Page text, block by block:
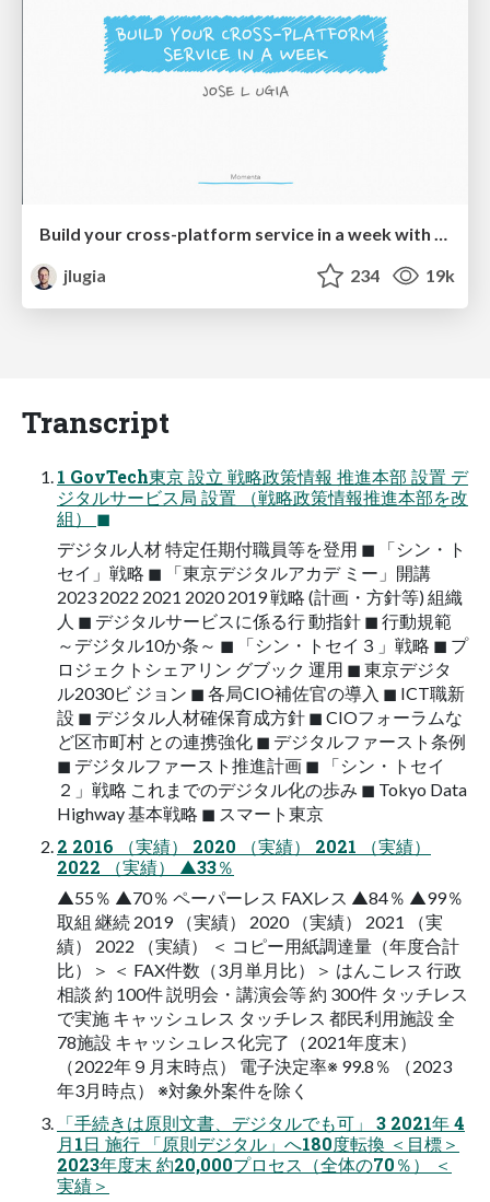
Build your cross-platform service in a week with App Engine
jlugia
234 19k
Transcript
1 GovTech東京 設立 戦略政策情報 推進本部 設置 デ
ジタルサービス局 設置 （戦略政策情報推進本部を改
組） ◼
デジタル人材 特定任期付職員等を登用 ◼ 「シン・ト
セイ」戦略 ◼ 「東京デジタルアカデ ミー」開講
2023 2022 2021 2020 2019 戦略 (計画・方針等) 組織
人 ◼ デジタルサービスに係る行 動指針 ◼ 行動規範
～デジタル10か条～ ◼ 「シン・トセイ３」戦略 ◼ プ
ロジェクトシェアリン グブック 運用 ◼ 東京デジタ
ル2030ビ ジョン ◼ 各局CIO補佐官の導入 ◼ ICT職新
設 ◼ デジタル人材確保育成方針 ◼ CIOフォーラムな
ど区市町村 との連携強化 ◼ デジタルファースト条例
◼ デジタルファースト推進計画 ◼ 「シン・トセイ
２」戦略 これまでのデジタル化の歩み ◼ Tokyo Data
Highway 基本戦略 ◼ スマート東京
2 2016 （実績） 2020 （実績） 2021 （実績）
2022 （実績） ▲33％
▲55％ ▲70％ ペーパーレス FAXレス ▲84％ ▲99％
取組 継続 2019 （実績） 2020 （実績） 2021 （実
績） 2022 （実績） ＜ コピー用紙調達量（年度合計
比）＞ ＜ FAX件数（3月単月比）＞ はんこレス 行政
相談 約 100件 説明会・講演会等 約 300件 タッチレス
で実施 キャッシュレス タッチレス 都民利用施設 全
78施設 キャッシュレス化完了（2021年度末）
（2022年９月末時点） 電子決定率※ 99.8％ （2023
年3月時点） ※対象外案件を除く
「手続きは原則文書、デジタルでも可」 3 2021年 4
月1日 施行 「原則デジタル」へ180度転換 ＜目標＞
2023年度末 約20,000プロセス（全体の70％） ＜
実績＞